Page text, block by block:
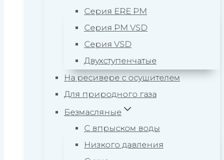
Серия ERE PM
Серия PM VSD
Серия VSD
Двухступенчатые
На ресивере с осушителем
Для природного газа
Безмасляные
С впрыском воды
Низкого давления